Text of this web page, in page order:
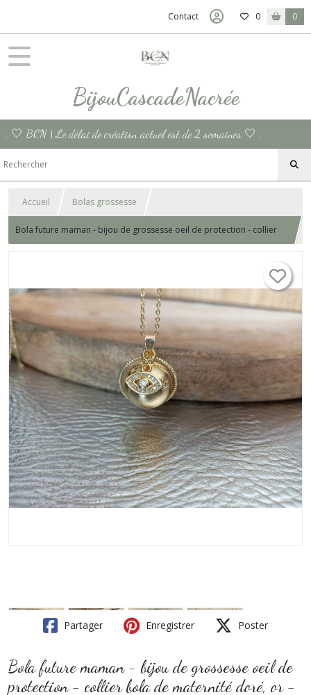
Contact 0 0
BijouCascadeNacrée
. 🤍 BCN | Le délai de création actuel est de 2 semaines 🤍 .
Accueil Bolas grossesse
Bola future maman - bijou de grossesse oeil de protection - collier
Partager Enregistrer Poster
Bola future maman - bijou de grossesse oeil de
protection - collier bola de maternité doré, or -